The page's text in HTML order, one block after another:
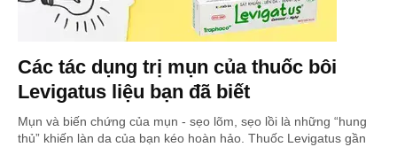
Các tác dụng trị mụn của thuốc bôi
Levigatus liệu bạn đã biết
Mụn và biến chứng của mụn - sẹo lõm, sẹo lồi là những “hung
thủ” khiến làn da của bạn kéo hoàn hảo. Thuốc Levigatus gần